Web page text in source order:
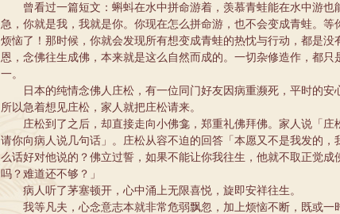
曾看过一篇短文：蝌蚪在水中拼命游着，羡慕青蛙能在水中游也
急，你就是我，我就是你。你现在怎么拼命游，也不会变成青蛙。
烦恼了！那时候，你就会发现所有想变成青蛙的热忱与行动，都是没
恩，念佛往生成佛，本来就是这么自然而成的。一切杂修造作，都只
一。
日本的纯情念佛人庄松，有一位同门好友因病重濒死，平时的安
所以急着想见庄松，家人就把庄松请来。
庄松到了之后，却直接走向小佛龛，郑重礼佛拜佛。家人说「庄
请你向病人说几句话」。庄松从容不迫的回答「本愿又不是我发的
么话好对他说的？佛立过誓，如果不能让你我往生，他就不取正觉
吗？难道还不够？」
病人听了茅塞顿开，心中涌上无限喜悦，旋即安祥往生。
我等凡夫，心念意志本就非常危弱飘忽，加上烦恼不断，既或一